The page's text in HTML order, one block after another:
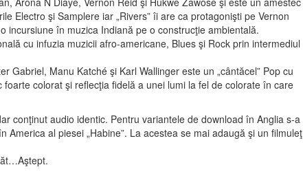
Electro şi Samplere iar „Rivers” îi are ca protagonişti pe Vernon
incursiune în muzica Indiană pe o construcţie ambientală.
cu infuzia muzicii afro-americane, Blues şi Rock prin intermediul
Gabriel, Manu Katché şi Karl Wallinger este un „cântăcel” Pop cu
colorat şi reflecţia fidelă a unei lumi la fel de colorate în care
conţinut audio identic. Pentru variantele de download în Anglia s-a
America al piesei „Habine”. La acestea se mai adaugă şi un filmuleţ